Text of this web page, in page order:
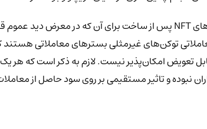
نبوده و تاثیر مستقیمی بر روی سود حاصل از